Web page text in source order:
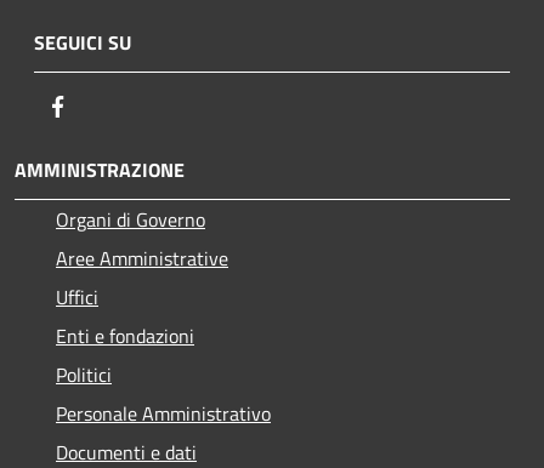
SEGUICI SU
AMMINISTRAZIONE
Organi di Governo
Aree Amministrative
Uffici
Enti e fondazioni
Politici
Personale Amministrativo
Documenti e dati